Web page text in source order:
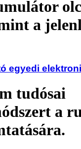
a
egyedi
tudósai
a